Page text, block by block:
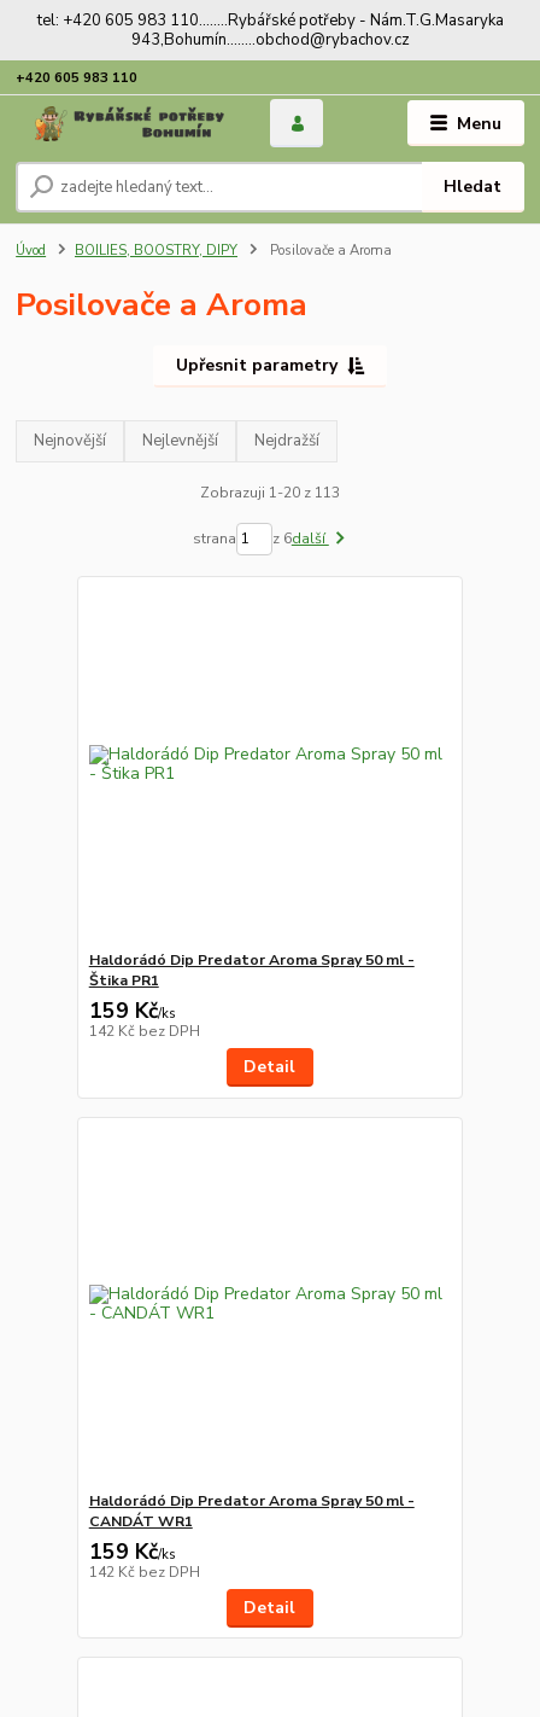
tel: +420 605 983 110........Rybářské potřeby - Nám.T.G.Masaryka
943,Bohumín........obchod@rybachov.cz
Menu
Hledat
+420 605 983 110
Úvod BOILIES, BOOSTRY, DIPY Posilovače a Aroma
Posilovače a Aroma
Upřesnit parametry
Nejnovější Nejlevnější Nejdražší
Zobrazuji 1-20 z 113
strana z 6další
Haldorádó Dip Predator Aroma Spray 50 ml -
Štika PR1
159 Kč/ks
142 Kč bez DPH
Detail
Haldorádó Dip Predator Aroma Spray 50 ml -
CANDÁT WR1
159 Kč/ks
142 Kč bez DPH
Detail